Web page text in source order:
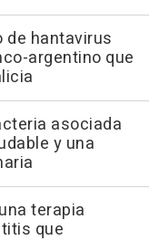
de hantavirus
argentino que
asociada
y una
terapia
que